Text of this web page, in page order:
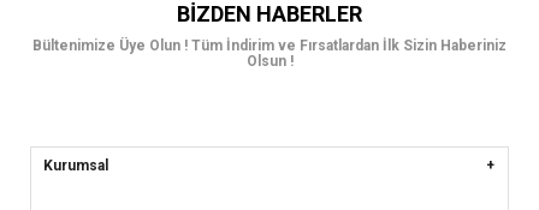
BIZDEN HABERLER
Bültenimize Üye Olun ! Tüm İndirim ve Fırsatlardan İlk Sizin Haberiniz
Olsun !
Kurumsal